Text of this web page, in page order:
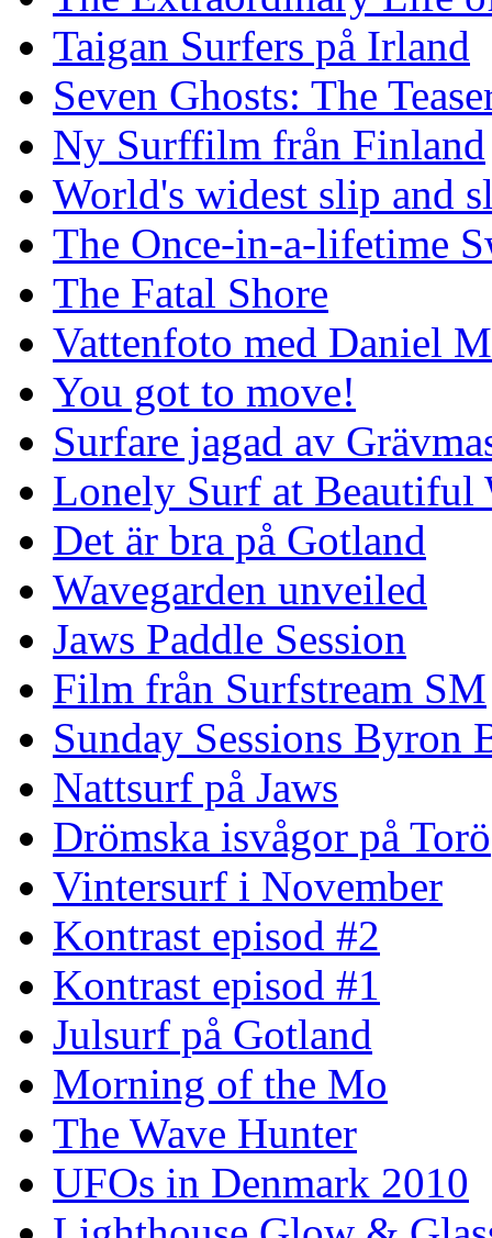
Taigan Surfers på Irland
Seven Ghosts: The
Ny Surffilm från Finland
World's widest slip and
The Once-in-a-lifetime
The Fatal Shore
Vattenfoto med Daniel
You got to move!
Surfare jagad av
Lonely Surf at Beautiful
Det är bra på Gotland
Wavegarden unveiled
Jaws Paddle Session
Film från Surfstream SM
Sunday Sessions Byron
Nattsurf på Jaws
Drömska isvågor på Torö
Vintersurf i November
Kontrast episod #2
Kontrast episod #1
Julsurf på Gotland
Morning of the Mo
The Wave Hunter
UFOs in Denmark 2010